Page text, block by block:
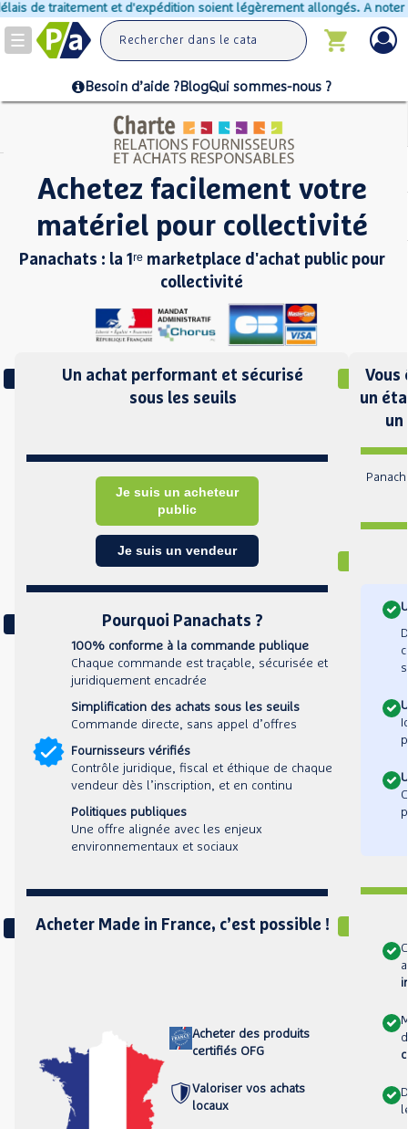
soient légèrement allongés. A noter que certains
Toggle
navigation
Besoin d’aide ?BlogQui sommes-nous ?
Achetez facilement votre
matériel pour collectivité
Panachats : la 1ʳᵉ marketplace d'achat public pour
collectivité
Un achat performant et sécurisé
sous les seuils
Je suis un acheteur
public
Je suis un vendeur
Pourquoi Panachats ?
100% conforme à la commande publique
Chaque commande est traçable, sécurisée et
juridiquement encadrée
Simplification des achats sous les seuils
Commande directe, sans appel d’offres
Fournisseurs vérifiés
Contrôle juridique, fiscal et éthique de chaque
vendeur dès l’inscription, et en continu
Politiques publiques
Une offre alignée avec les enjeux
environnementaux et sociaux
Acheter Made in France, c’est possible !
Acheter des produits
certifiés OFG
Valoriser vos achats
locaux
Vous
un
un